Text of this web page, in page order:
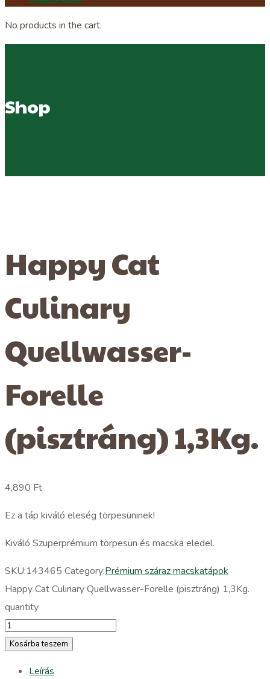
No products in the cart.
Shop
Happy Cat
Culinary
Quellwasser-
Forelle
(pisztráng) 1,3Kg.
4,890 Ft
Ez a táp kiváló eleség törpesüninek!
Kiváló Szuperprémium törpesün és macska eledel.
SKU:143465 Category:Prémium száraz macskatápok
Happy Cat Culinary Quellwasser-Forelle (pisztráng) 1,3Kg.
quantity
Kosárba teszem
Leírás